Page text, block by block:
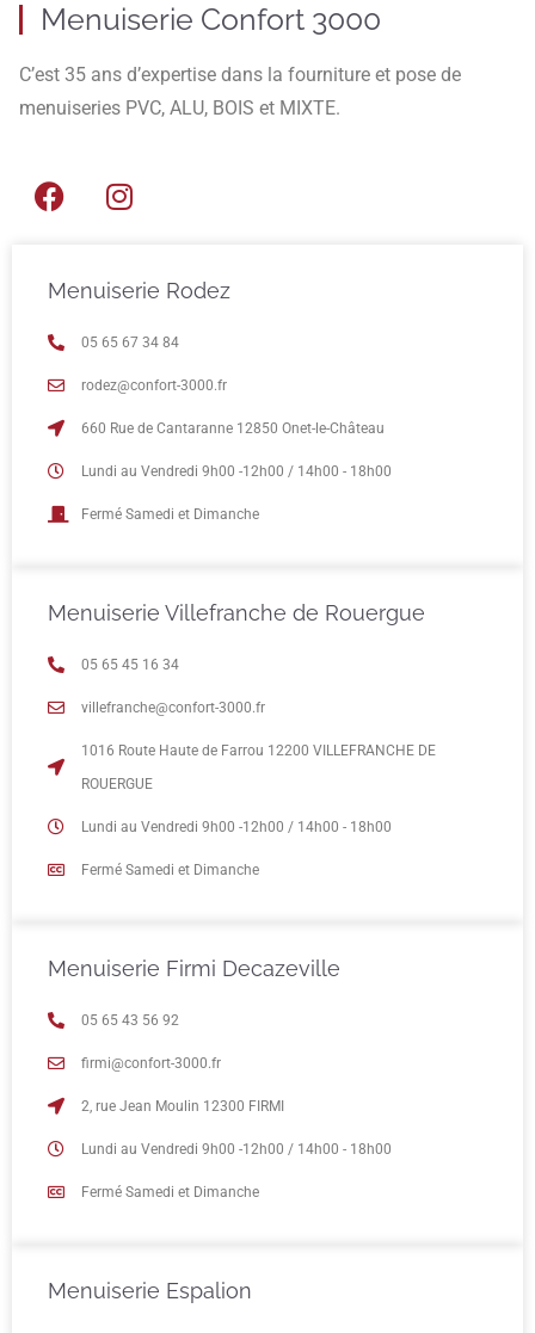
Menuiserie Confort 3000
C’est 35 ans d’expertise dans la fourniture et pose de
menuiseries PVC, ALU, BOIS et MIXTE.
Menuiserie Rodez
05 65 67 34 84
rodez@confort-3000.fr
660 Rue de Cantaranne 12850 Onet-le-Château
Lundi au Vendredi 9h00 -12h00 / 14h00 - 18h00
Fermé Samedi et Dimanche
Menuiserie Villefranche de Rouergue
05 65 45 16 34
villefranche@confort-3000.fr
1016 Route Haute de Farrou 12200 VILLEFRANCHE DE
ROUERGUE
Lundi au Vendredi 9h00 -12h00 / 14h00 - 18h00
Fermé Samedi et Dimanche
Menuiserie Firmi Decazeville
05 65 43 56 92
firmi@confort-3000.fr
2, rue Jean Moulin 12300 FIRMI
Lundi au Vendredi 9h00 -12h00 / 14h00 - 18h00
Fermé Samedi et Dimanche
Menuiserie Espalion